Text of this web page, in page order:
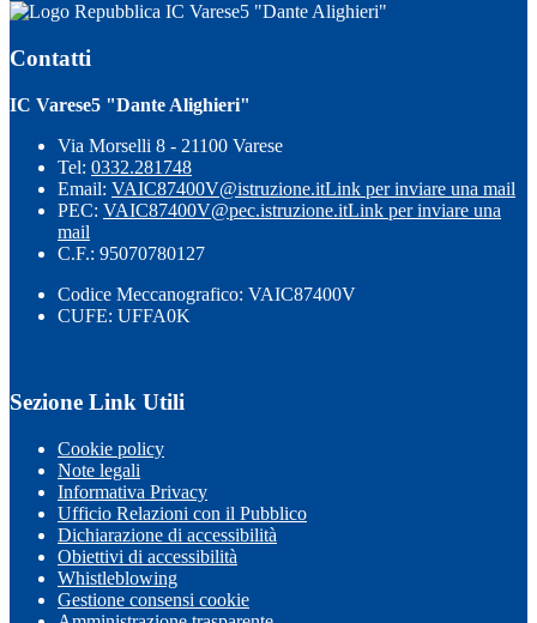
IC Varese5 "Dante Alighieri"
Contatti
IC Varese5 "Dante Alighieri"
Via Morselli 8 - 21100 Varese
Tel: 0332.281748
Email: VAIC87400V@istruzione.itLink per inviare una mail
PEC: VAIC87400V@pec.istruzione.itLink per inviare una
mail
C.F.: 95070780127
Codice Meccanografico: VAIC87400V
CUFE: UFFA0K
Sezione Link Utili
Cookie policy
Note legali
Informativa Privacy
Ufficio Relazioni con il Pubblico
Dichiarazione di accessibilità
Obiettivi di accessibilità
Whistleblowing
Gestione consensi cookie